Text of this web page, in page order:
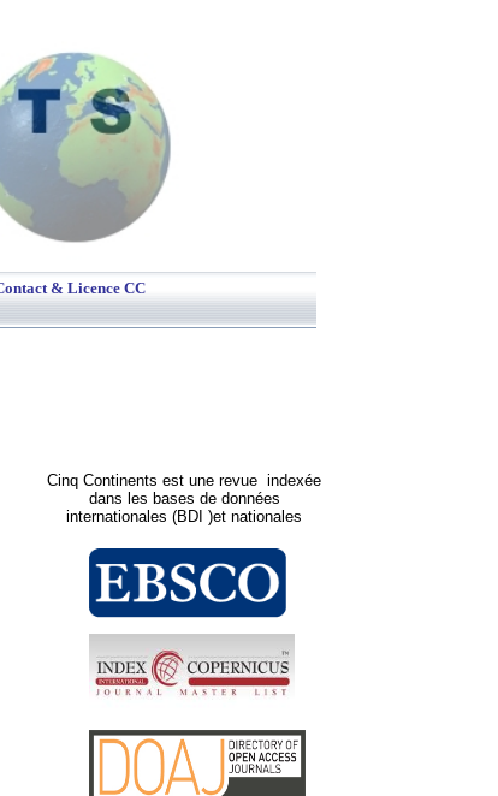
& Licence CC
Cinq Continents est une revue indexée
dans les bases de données
internationales (BDI )et nationales